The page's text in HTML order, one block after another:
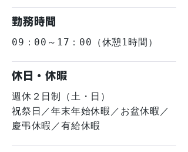
勤務時間
09：00～17：00（休憩1時間）
休日・休暇
週休２日制（土・日）
祝祭日／年末年始休暇／お盆休暇／
慶弔休暇／有給休暇